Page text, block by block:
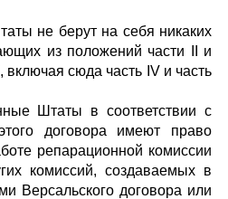
не берут на себя никаких
из положений части II и
сюда часть IV и часть
Штаты в соответствии с
договора имеют право
репарационной комиссии
комиссий, создаваемых в
Версальского договора или